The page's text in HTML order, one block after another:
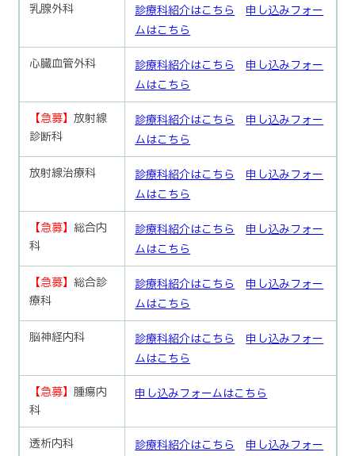
乳腺外科
診療科紹介はこちら
申し込みフォー
ムはこちら
心臓血管外科
診療科紹介はこちら
申し込みフォー
ムはこちら
【急募】放射線
診断科
診療科紹介はこちら
申し込みフォー
ムはこちら
放射線治療科
診療科紹介はこちら
申し込みフォー
ムはこちら
【急募】総合内
科
診療科紹介はこちら
申し込みフォー
ムはこちら
【急募】総合診
療科
診療科紹介はこちら
申し込みフォー
ムはこちら
脳神経内科
診療科紹介はこちら
申し込みフォー
ムはこちら
【急募】腫瘍内
科
申し込みフォームはこちら
透析内科 診療科紹介はこちら
申し込みフォー